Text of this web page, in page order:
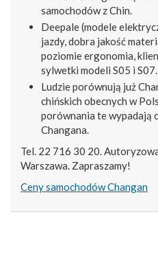
samochodów z Chin.
Deepale (modele
jazdy, dobra jakość
poziomie ergonomia,
sylwetki modeli S05 i S07.
Ludzie porównują już
chińskich obecnych w
porównania te wypadają
Changana.
Tel. 22 716 30 20.
Warszawa. Zapraszamy!
Ceny samochodów Changan